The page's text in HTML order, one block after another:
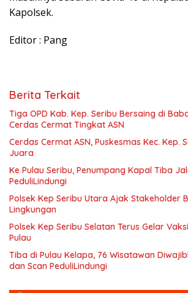
Kapolsek.
Editor : Pang
Berita Terkait
Tiga OPD Kab. Kep. Seribu Bersaing di
Cerdas Cermat Tingkat ASN
Cerdas Cermat ASN, Puskesmas Kec. Kep.
Juara
Ke Pulau Seribu, Penumpang Kapal Tiba
PeduliLindungi
Polsek Kep Seribu Utara Ajak Stakeholder
Lingkungan
Polsek Kep Seribu Selatan Terus Gelar
Pulau
Tiba di Pulau Kelapa, 76 Wisatawan
dan Scan PeduliLindungi